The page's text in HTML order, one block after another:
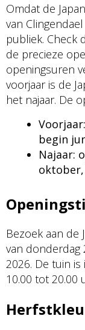
Omdat de
van
publiek. Check
de precieze
openingsuren
voorjaar is de
het najaar. De
begin
Najaar:
oktober,
Bezoek aan de
van donderdag
2026. De tuin
10.00 tot 20.00